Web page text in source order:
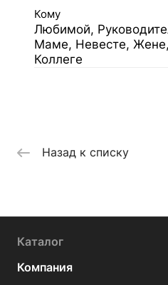
Кому
Любимой,
Маме, Невесте,
Коллеге
Назад к списку
Каталог
Компания